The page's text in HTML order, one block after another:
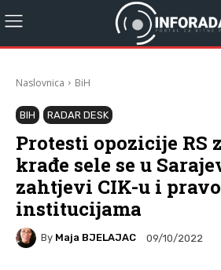
Naslovnica BiH
BIH RADAR DESK
Protesti opozicije RS
krađe sele se u
zahtjevi CIK-u i
institucijama
By Maja BJELAJAC 09/10/2022